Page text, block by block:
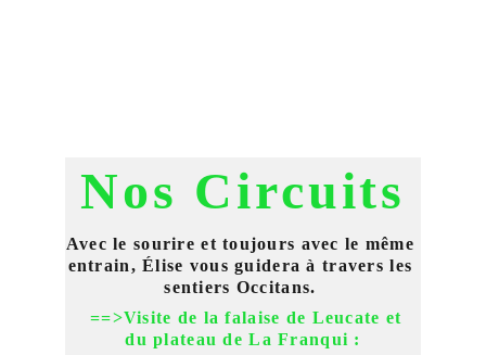
Nos Circuits
Avec le sourire et toujours avec le même
entrain, Élise vous guidera à travers les
sentiers Occitans.
du plateau de La Franqui :